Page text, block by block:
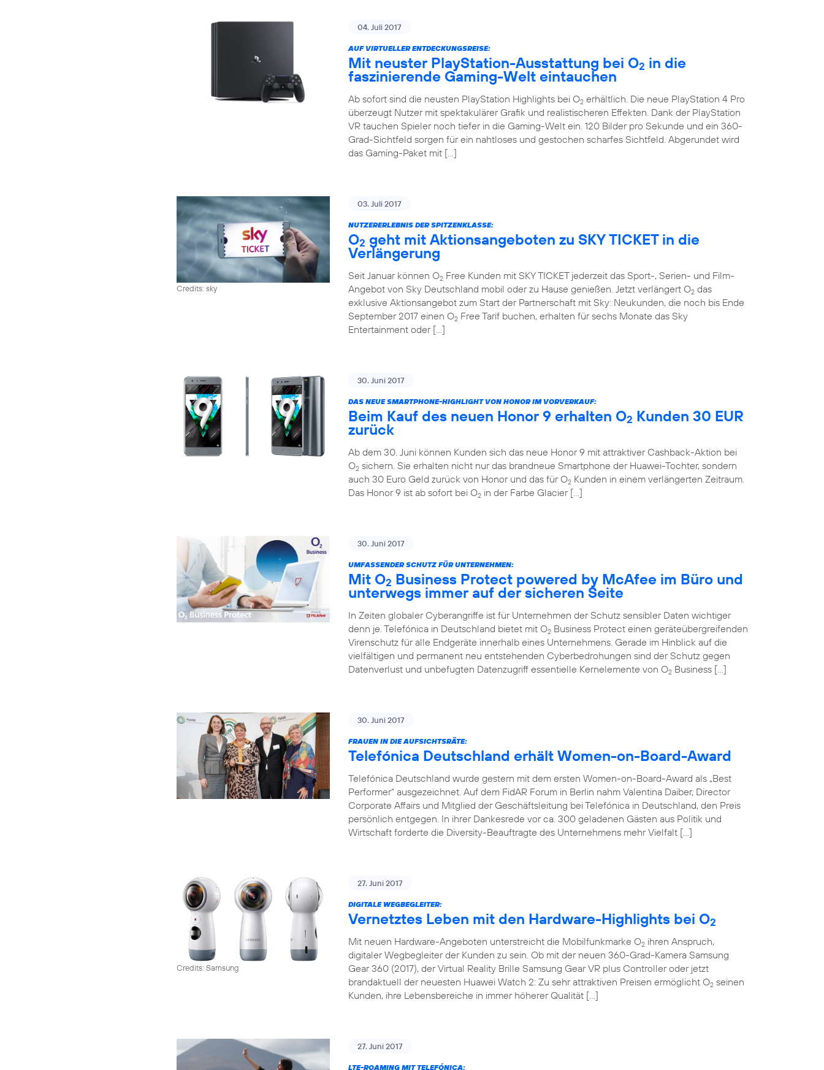
04. Juli 2017
AUF VIRTUELLER ENTDECKUNGSREISE:
Mit neuster PlayStation-Ausstattung bei O2 in die
faszinierende Gaming-Welt eintauchen
Ab sofort sind die neusten PlayStation Highlights bei O2 erhältlich. Die neue PlayStation 4 Pro
überzeugt Nutzer mit spektakulärer Grafik und realistischeren Effekten. Dank der PlayStation
VR tauchen Spieler noch tiefer in die Gaming-Welt ein. 120 Bilder pro Sekunde und ein 360-
Grad-Sichtfeld sorgen für ein nahtloses und gestochen scharfes Sichtfeld. Abgerundet wird
das Gaming-Paket mit […]
Credits: sky
03. Juli 2017
NUTZERERLEBNIS DER SPITZENKLASSE:
O2 geht mit Aktionsangeboten zu SKY TICKET in die
Verlängerung
Seit Januar können O2 Free Kunden mit SKY TICKET jederzeit das Sport-, Serien- und Film-
Angebot von Sky Deutschland mobil oder zu Hause genießen. Jetzt verlängert O2 das
exklusive Aktionsangebot zum Start der Partnerschaft mit Sky: Neukunden, die noch bis Ende
September 2017 einen O2 Free Tarif buchen, erhalten für sechs Monate das Sky
Entertainment oder […]
30. Juni 2017
DAS NEUE SMARTPHONE-HIGHLIGHT VON HONOR IM VORVERKAUF:
Beim Kauf des neuen Honor 9 erhalten O2 Kunden 30 EUR
zurück
Ab dem 30. Juni können Kunden sich das neue Honor 9 mit attraktiver Cashback-Aktion bei
O2 sichern. Sie erhalten nicht nur das brandneue Smartphone der Huawei-Tochter, sondern
auch 30 Euro Geld zurück von Honor und das für O2 Kunden in einem verlängerten Zeitraum.
Das Honor 9 ist ab sofort bei O2 in der Farbe Glacier […]
30. Juni 2017
UMFASSENDER SCHUTZ FÜR UNTERNEHMEN:
Mit O2 Business Protect powered by McAfee im Büro und
unterwegs immer auf der sicheren Seite
In Zeiten globaler Cyberangriffe ist für Unternehmen der Schutz sensibler Daten wichtiger
denn je. Telefónica in Deutschland bietet mit O2 Business Protect einen geräteübergreifenden
Virenschutz für alle Endgeräte innerhalb eines Unternehmens. Gerade im Hinblick auf die
vielfältigen und permanent neu entstehenden Cyberbedrohungen sind der Schutz gegen
Datenverlust und unbefugten Datenzugriff essentielle Kernelemente von O2 Business […]
30. Juni 2017
FRAUEN IN DIE AUFSICHTSRÄTE:
Telefónica Deutschland erhält Women-on-Board-Award
Telefónica Deutschland wurde gestern mit dem ersten Women-on-Board-Award als „Best
Performer“ ausgezeichnet. Auf dem FidAR Forum in Berlin nahm Valentina Daiber, Director
Corporate Affairs und Mitglied der Geschäftsleitung bei Telefónica in Deutschland, den Preis
persönlich entgegen. In ihrer Dankesrede vor ca. 300 geladenen Gästen aus Politik und
Wirtschaft forderte die Diversity-Beauftragte des Unternehmens mehr Vielfalt […]
Credits: Samsung
27. Juni 2017
DIGITALE WEGBEGLEITER:
Vernetztes Leben mit den Hardware-Highlights bei O2
Mit neuen Hardware-Angeboten unterstreicht die Mobilfunkmarke O2 ihren Anspruch,
digitaler Wegbegleiter der Kunden zu sein. Ob mit der neuen 360-Grad-Kamera Samsung
Gear 360 (2017), der Virtual Reality Brille Samsung Gear VR plus Controller oder jetzt
brandaktuell der neuesten Huawei Watch 2: Zu sehr attraktiven Preisen ermöglicht O2 seinen
Kunden, ihre Lebensbereiche in immer höherer Qualität […]
27. Juni 2017
LTE-ROAMING MIT TELEFÓNICA: